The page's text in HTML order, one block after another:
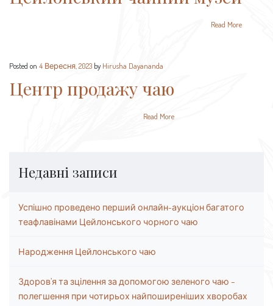
Read More
Posted on 4 Вересня, 2023 by Hirusha Dayananda
Центр продажу чаю
Read More
Недавні записи
Успішно проведено перший онлайн-аукціон багатого
теафлавінами Цейлонського чорного чаю
Народження Цейлонського чаю
Здоров’я та зцілення за допомогою зеленого чаю –
полегшення при чотирьох найпоширеніших хворобах